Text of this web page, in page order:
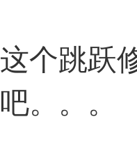
这个跳跃
吧。。。